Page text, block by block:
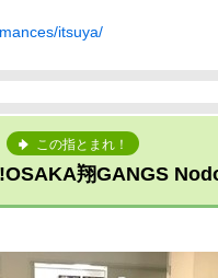
itsuya/
この指とまれ！
翔GANGS